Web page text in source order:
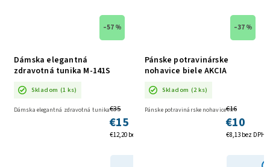
–57 %
Dámska elegantná
zdravotná tunika M-141S
Skladom (1 ks)
€12,20 bez DPH
€35
€15
Dámska elegantná zdravotná tunika
–37 %
Pánske potravinárske
nohavice biele AKCIA
Skladom (2 ks)
€8,13 bez DPH
€16
€10
Pánske potravinárske nohavice